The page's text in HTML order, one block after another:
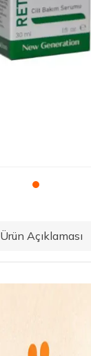
Ürün Açıklaması